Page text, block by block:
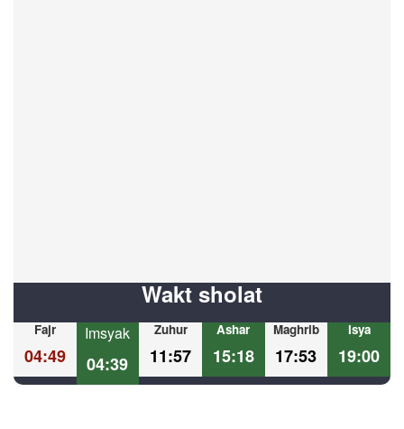
Wakt sholat
Fajr
04:49
Imsyak
04:39
Zuhur
11:57
Ashar
15:18
Maghrib
17:53
Isya
19:00